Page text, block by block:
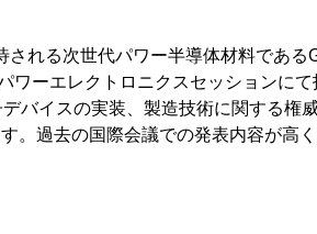
ー・研修情報
れる次世代パワー半導体材料であ
ワーエレクトロニクスセッションにて
イスの実装、製造技術に関する権
過去の国際会議での発表内容が高